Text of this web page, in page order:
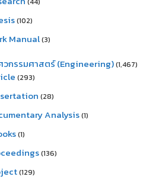
(102)
Manual(3)
กรรมศาสตร์ (Engineering)(1,467)
(293)
(28)
Analysis(1)
(1)
(136)
(129)